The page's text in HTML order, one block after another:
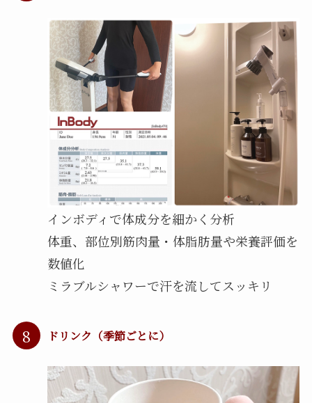
インボディで体成分を細かく分析
体重、部位別筋肉量・体脂肪量や栄養評価を
数値化
ミラブルシャワーで汗を流してスッキリ
8 ドリンク（季節ごとに）